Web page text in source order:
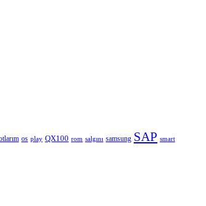
os play QX100 rom salgını samsung SAP smart